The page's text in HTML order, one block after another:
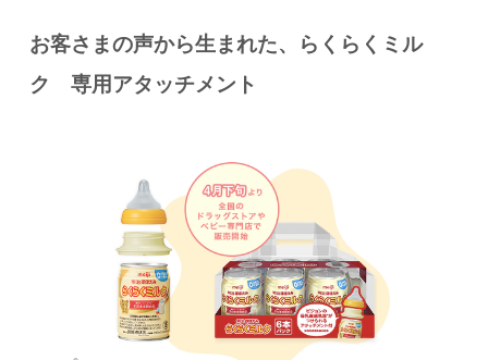
お客さまの声から生まれた、らくらくミル
ク 専用アタッチメント